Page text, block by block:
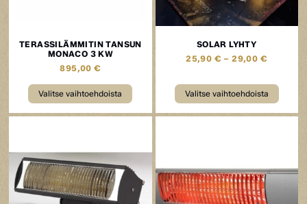
TERASSILÄMMITIN TANSUN
MONACO 3 KW
895,00€
Valitse vaihtoehdoista
SOLAR LYHTY
25,90 € – 29,00 €
Valitse vaihtoehdoista